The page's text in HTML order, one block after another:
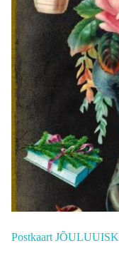
Postkaart JÕULUUISK